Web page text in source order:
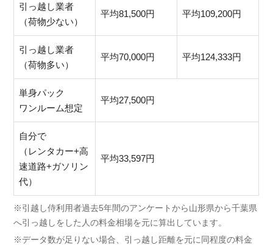
引っ越し業者
（荷物少ない）
平均81,500円 平均109,200円
引っ越し業者
（荷物多い）
平均70,000円 平均124,333円
単身パック
ワンルーム想定
平均27,500円
自分で
（レンタカー+高
速道路+ガソリン
代）
平均33,597円
※引越し侍利用者過去5年間のアンケートから山形県から千葉県
へ引っ越しをした人の料金相場を元に算出しています。
※データ数が足りない場合、引っ越し距離を元に同程度の料金